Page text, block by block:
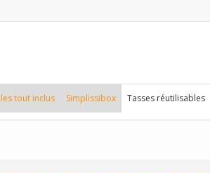
tout inclus Simplissibox Tasses réutilisables